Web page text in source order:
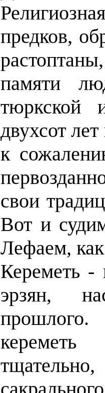
предков,
памяти
тюркской
двухсот
к
свои
Вот и
Лефаем,
Кереметь -
эрзян,